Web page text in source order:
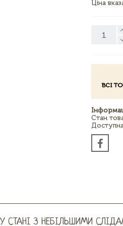
Ціна
ВСІ
Стан
Доступна
СТАНІ З НЕБІЛЬШИМИ